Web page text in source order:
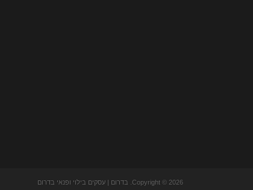
Copyright © 2026. בדרום | עסקים בילוי ופנאי בדרום